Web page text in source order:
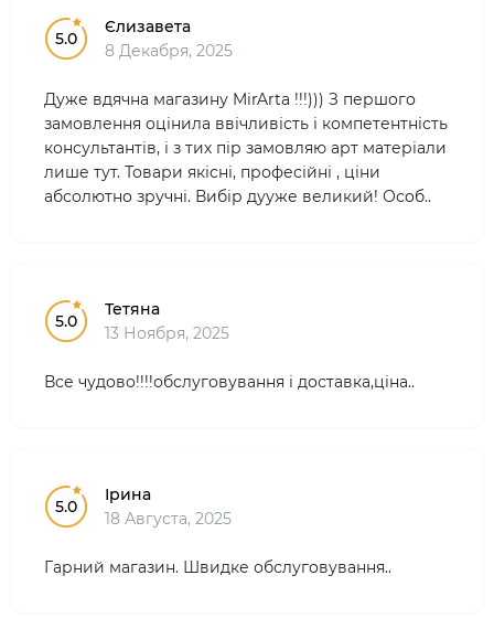
5.0
Єлизавета
8 Декабря, 2025
Дуже вдячна магазину MirArta !!!))) З першого
замовлення оцінила ввічливість і компетентність
консультантів, і з тих пір замовляю арт матеріали
лише тут. Товари якісні, професійні , ціни
абсолютно зручні. Вибір дууже великий! Особ..
5.0
Тетяна
13 Ноября, 2025
Все чудово!!!!обслуговування і доставка,ціна..
5.0
Ірина
18 Августа, 2025
Гарний магазин. Швидке обслуговування..